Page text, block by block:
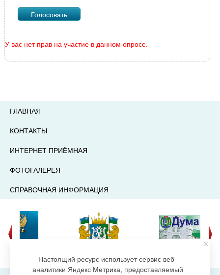
У вас нет прав на участие в данном опросе.
ГЛАВНАЯ
КОНТАКТЫ
ИНТЕРНЕТ ПРИЁМНАЯ
ФОТОГАЛЕРЕЯ
СПРАВОЧНАЯ ИНФОРМАЦИЯ
Настоящий ресурс использует сервис веб-
аналитики Яндекс Метрика, предоставляемый